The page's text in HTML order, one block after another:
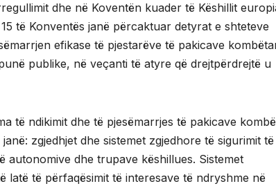
dhe në Koventën kuader të Këshillit
të Konventës janë përcaktuar detyrat e shteteve
efikase të pjestarëve të pakicave
publike, në veçanti të atyre që drejtpërdrejtë u
të ndikimit dhe të pjesëmarrjes të pakicave
zgjedhjet dhe sistemet zgjedhore të sigurimit të
autonomive dhe trupave këshillues. Sistemet
të përfaqësimit të interesave të ndryshme në